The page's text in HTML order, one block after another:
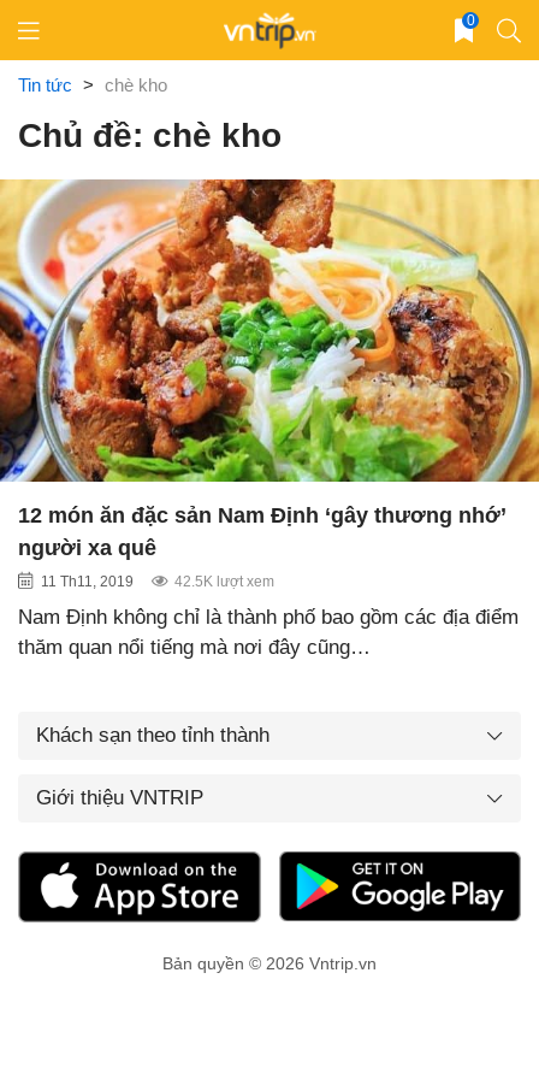
content
0
Tin tức > chè kho
Chủ đề: chè kho
12 món ăn đặc sản Nam Định ‘gây thương nhớ’
người xa quê
11 Th11, 2019 42.5K lượt xem
Nam Định không chỉ là thành phố bao gồm các địa điểm
thăm quan nổi tiếng mà nơi đây cũng…
Khách sạn theo tỉnh thành
Giới thiệu VNTRIP
Bản quyền © 2026 Vntrip.vn